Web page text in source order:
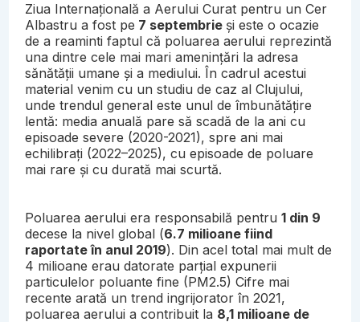
Ziua Internațională a Aerului Curat pentru un Cer
Albastru a fost pe 7 septembrie și este o ocazie
de a reaminti faptul că poluarea aerului reprezintă
una dintre cele mai mari amenințări la adresa
sănătății umane și a mediului. În cadrul acestui
material venim cu un studiu de caz al Clujului,
unde trendul general este unul de îmbunătățire
lentă: media anuală pare să scadă de la ani cu
episoade severe (2020-2021), spre ani mai
echilibrați (2022–2025), cu episoade de poluare
mai rare și cu durată mai scurtă.
Poluarea aerului era responsabilă pentru1 din 9
decese la nivel global (6.7 milioane fiind
raportate în anul 2019). Din acel total mai mult de
4 milioane erau datorate parțial expunerii
particulelor poluante fine (PM2.5) Cifre mai
recente arată un trend ingrijorator în 2021,
poluarea aerului a contribuit la 8,1 milioane de